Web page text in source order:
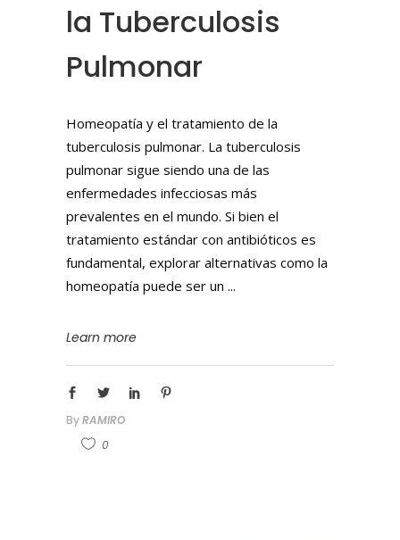
la Tuberculosis
Pulmonar
Homeopatía y el tratamiento de la
tuberculosis pulmonar. La tuberculosis
pulmonar sigue siendo una de las
enfermedades infecciosas más
prevalentes en el mundo. Si bien el
tratamiento estándar con antibióticos es
fundamental, explorar alternativas como la
homeopatía puede ser un
Learn more
ByRAMIRO
0